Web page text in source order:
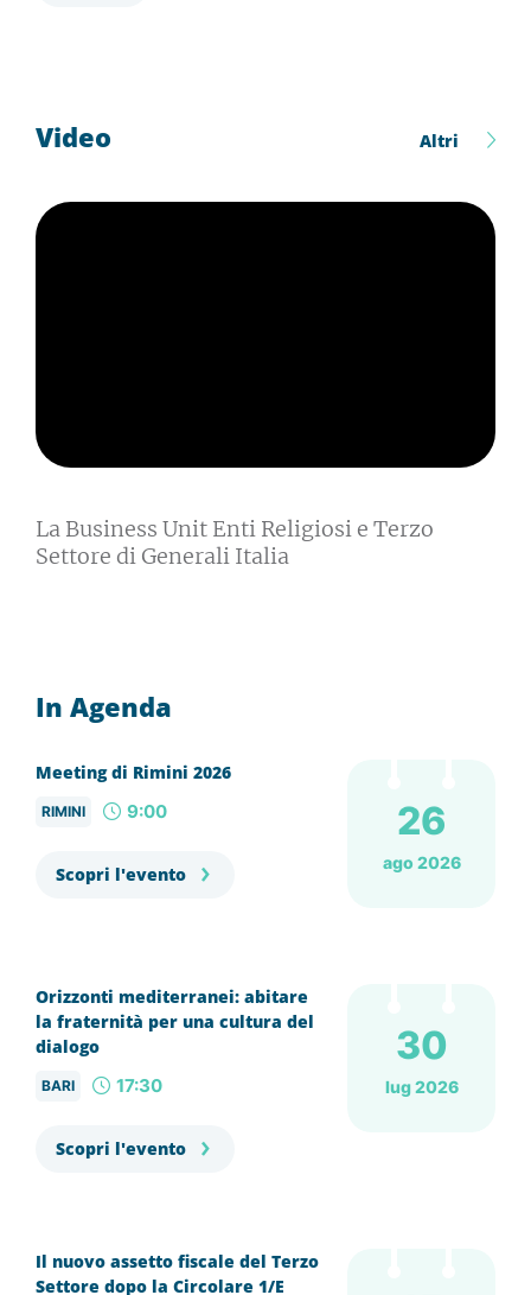
Video Altri
La Business Unit Enti Religiosi e Terzo
Settore di Generali Italia
In Agenda
Meeting di Rimini 2026
RIMINI 9:00
Scopri l'evento
26
ago 2026
Orizzonti mediterranei: abitare
la fraternità per una cultura del
dialogo
BARI 17:30
Scopri l'evento
30
lug 2026
Il nuovo assetto fiscale del Terzo
Settore dopo la Circolare 1/E